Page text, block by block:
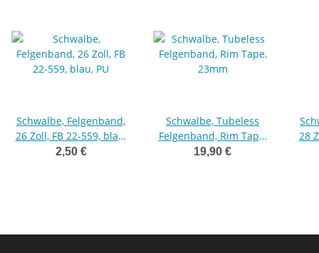
Schwalbe, Felgenband,
26 Zoll, FB 22-559, blau,
PU
2,50 €
Schwalbe, Tubeless
Felgenband, Rim Tape,
23mm
19,90 €
28